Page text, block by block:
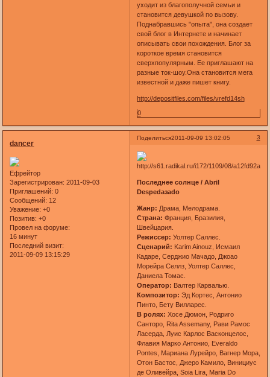
уходит из благополучной семьи и
становится девушкой по вызову.
Поднабравшись "опыта", она создает
свой блог в Интернете и начинает
описывать свои похождения. Блог за
короткое время становится
сверхпопулярным. Ее приглашают на
разные ток-шоу.Она становится мега
известной и даже пишет книгу.
http://depositfiles.com/files/vrefd14sh
0
Поделиться 3
2011-09-09 13:02:05
dancer
Ефрейтор
Зарегистрирован: 2011-09-03
Приглашений: 0
Сообщений: 12
Уважение: +0
Позитив: +0
Провел на форуме:
16 минут
Последний визит:
2011-09-09 13:15:29
Последнее солнце / Abril
Despedaзado
Жанр: Драма, Мелодрама.
Страна: Франция, Бразилия,
Швейцария.
Режиссер: Уолтер Саллес.
Сценарий: Karim Ainouz, Исмаил
Кадаре, Серджио Мачадо, Джоао
Морейра Селлз, Уолтер Саллес,
Даниела Томас.
Оператор: Валтер Карвалью.
Композитор: Эд Кортес, Антонио
Пинто, Бету Вилларес.
В ролях: Хосе Дюмон, Родриго
Санторо, Rita Assemany, Рави Рамос
Ласерда, Луис Карлос Васконцелос,
Флавия Марко Антонио, Everaldo
Pontes, Мариана Лурейро, Вагнер Мора,
Отон Бастос, Джеро Камило, Винициус
де Оливейра, Soia Lira, Maria Do